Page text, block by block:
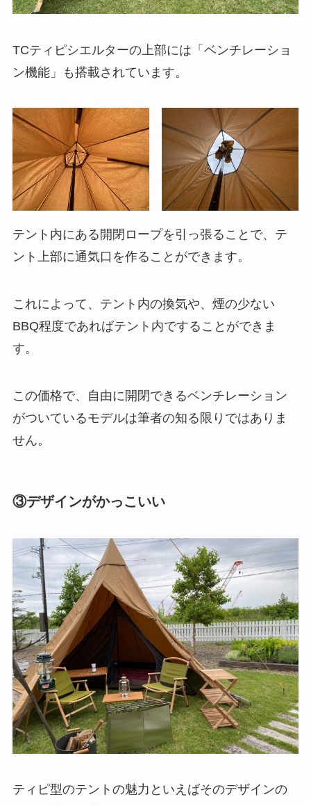
TCティピシエルターの上部には「 ベンチレーショ
ン機能」も搭載されています。
テント内にある開閉ロープを引っ張ることで、テ
ント上部に通気口を作ることができます。
これによって、テント内の換気や、煙の少ない
BBQ程度であればテント内ですることができま
す。
この価格で、自由に開閉できるベンチレーション
がついているモデルは筆者の知る限りではありま
せん。
③デザインがかっこいい
ティピ型のテントの魅力といえばそのデザインの